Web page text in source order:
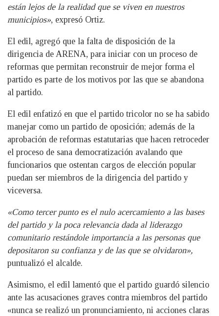
están lejos de la realidad que se viven en nuestros
municipios», expresó Ortiz.
El edil, agregó que la falta de disposición de la
dirigencia de ARENA, para iniciar con un proceso de
reformas que permitan reconstruir de mejor forma el
partido es parte de los motivos por las que se abandona
al partido.
El edil enfatizó en que el partido tricolor no se ha sabido
manejar como un partido de oposición; además de la
aprobación de reformas estatutarias que hacen retroceder
el proceso de sana democratización avalando que
funcionarios que ostentan cargos de elección popular
puedan ser miembros de la dirigencia del partido y
viceversa.
«Como tercer punto es el nulo acercamiento a las bases
del partido y la poca relevancia dada al liderazgo
comunitario restándole importancia a las personas que
depositaron su confianza y de las que se olvidaron»,
puntualizó el alcalde.
Asimismo, el edil lamentó que el partido guardó silencio
ante las acusaciones graves contra miembros del partido
«nunca se realizó un pronunciamiento, ni acciones claras